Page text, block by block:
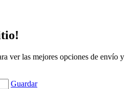
ver las mejores opciones de envío y
Guardar